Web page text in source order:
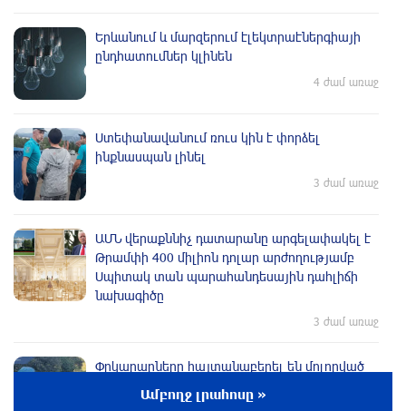
Երևանում և մարզերում էլեկտրաէներգիայի
ընդհատումներ կլինեն
4 ժամ առաջ
Ստեփանավանում ռուս կին է փորձել
ինքնասպան լինել
3 ժամ առաջ
ԱՄՆ վերաքննիչ դատարանը արգելափակել է
Թրամփի 400 միլիոն դոլար արժողությամբ
Սպիտակ տան պարահանդեսային դահլիճի
նախագիծը
3 ժամ առաջ
Փրկարարները հայտանաբերել են մոլորված
Ամբողջ լրահոսը »